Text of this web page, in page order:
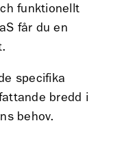
funktionellt
får du en
specifika
bredd i
behov.